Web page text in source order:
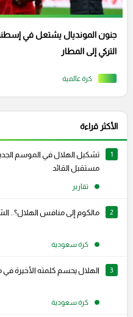
كرة عالمية
جنون المونديال يشتعل في
التركي إلى المطار
الأكثر قراءة
1
تشكيل الهلال في الموسم
مستقبل القائد
تقارير
2 مالكوم إلى منافس الهلال؟..
كرة سعودية
3 الهلال يحسم كلمته الأخيرة
كرة سعودية